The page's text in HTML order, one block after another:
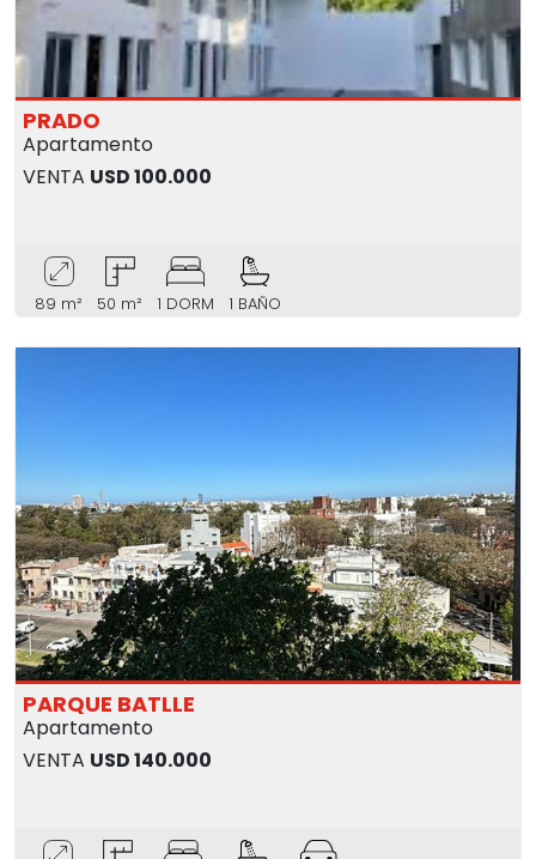
PRADO
Apartamento
VENTA USD 100.000
89 m² 50 m² 1 DORM 1 BAÑO
PARQUE BATLLE
Apartamento
VENTA USD 140.000